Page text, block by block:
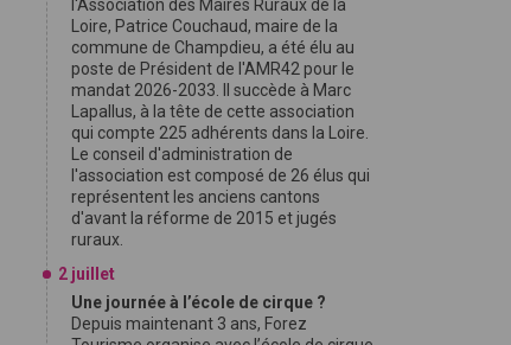
l'Association des Maires Ruraux de la
Loire, Patrice Couchaud, maire de la
commune de Champdieu, a été élu au
poste de Président de l'AMR42 pour le
mandat 2026-2033. Il succède à Marc
Lapallus, à la tête de cette association
qui compte 225 adhérents dans la Loire.
Le conseil d'administration de
l'association est composé de 26 élus qui
représentent les anciens cantons
d'avant la réforme de 2015 et jugés
ruraux.
2 juillet
Une journée à l’école de cirque ?
Depuis maintenant 3 ans, Forez